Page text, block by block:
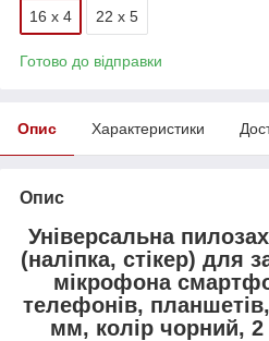
16 x 4 22 x 5
Готово до відправки
Опис Характеристики
Опис
Універсальна
(наліпка, стікер) для
мікрофона
телефонів,
мм, колір чорний, 2